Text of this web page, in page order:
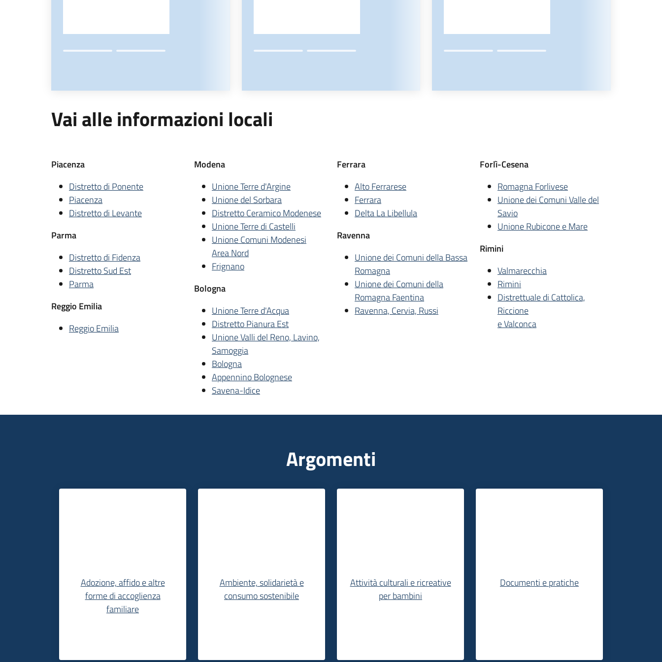
Vai alle informazioni locali
Piacenza
Distretto di Ponente
Piacenza
Distretto di Levante
Parma
Distretto di Fidenza
Distretto Sud Est
Parma
Reggio Emilia
Reggio Emilia
Modena
Unione Terre d'Argine
Unione del Sorbara
Distretto Ceramico Modenese
Unione Terre di Castelli
Unione Comuni Modenesi
Area Nord
Frignano
Bologna
Unione Terre d'Acqua
Distretto Pianura Est
Unione Valli del Reno, Lavino,
Samoggia
Bologna
Appennino Bolognese
Savena-Idice
Ferrara
Alto Ferrarese
Ferrara
Delta La Libellula
Ravenna
Unione dei Comuni della Bassa
Romagna
Unione dei Comuni della
Romagna Faentina
Ravenna, Cervia, Russi
Forlì-Cesena
Romagna Forlivese
Unione dei Comuni Valle del
Savio
Unione Rubicone e Mare
Rimini
Valmarecchia
Rimini
Distrettuale di Cattolica,
Riccione
e Valconca
Argomenti
Adozione, affido e altre
forme di accoglienza
familiare
Ambiente, solidarietà e
consumo sostenibile
Attività culturali e ricreative
per bambini
Documenti e pratiche